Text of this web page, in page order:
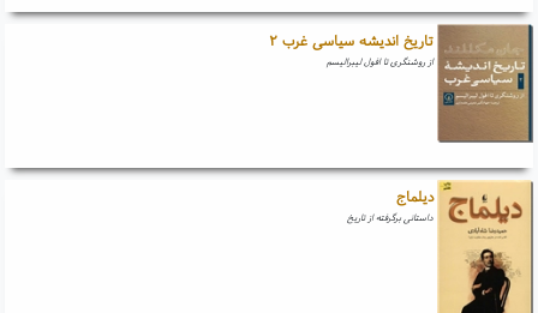
تاریخ اندیشه سیاسی غرب ۲
از روشنگری تا افول لیبرالیسم
دیلماج
داستانی برگرفته از تاریخ